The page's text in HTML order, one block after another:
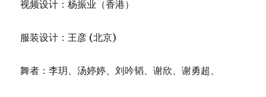
视频设计：杨振业（香港）
服装设计：王彦 (北京)
舞者：李玥、汤婷婷、刘吟韬、谢欣、谢勇超、